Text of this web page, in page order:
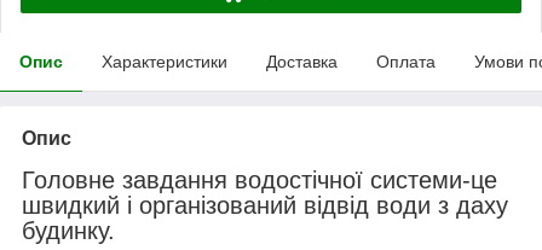
Опис Характеристики Доставка Оплата Умови
Опис
Головне завдання водостічної системи-це
швидкий і організований відвід води з даху
будинку.